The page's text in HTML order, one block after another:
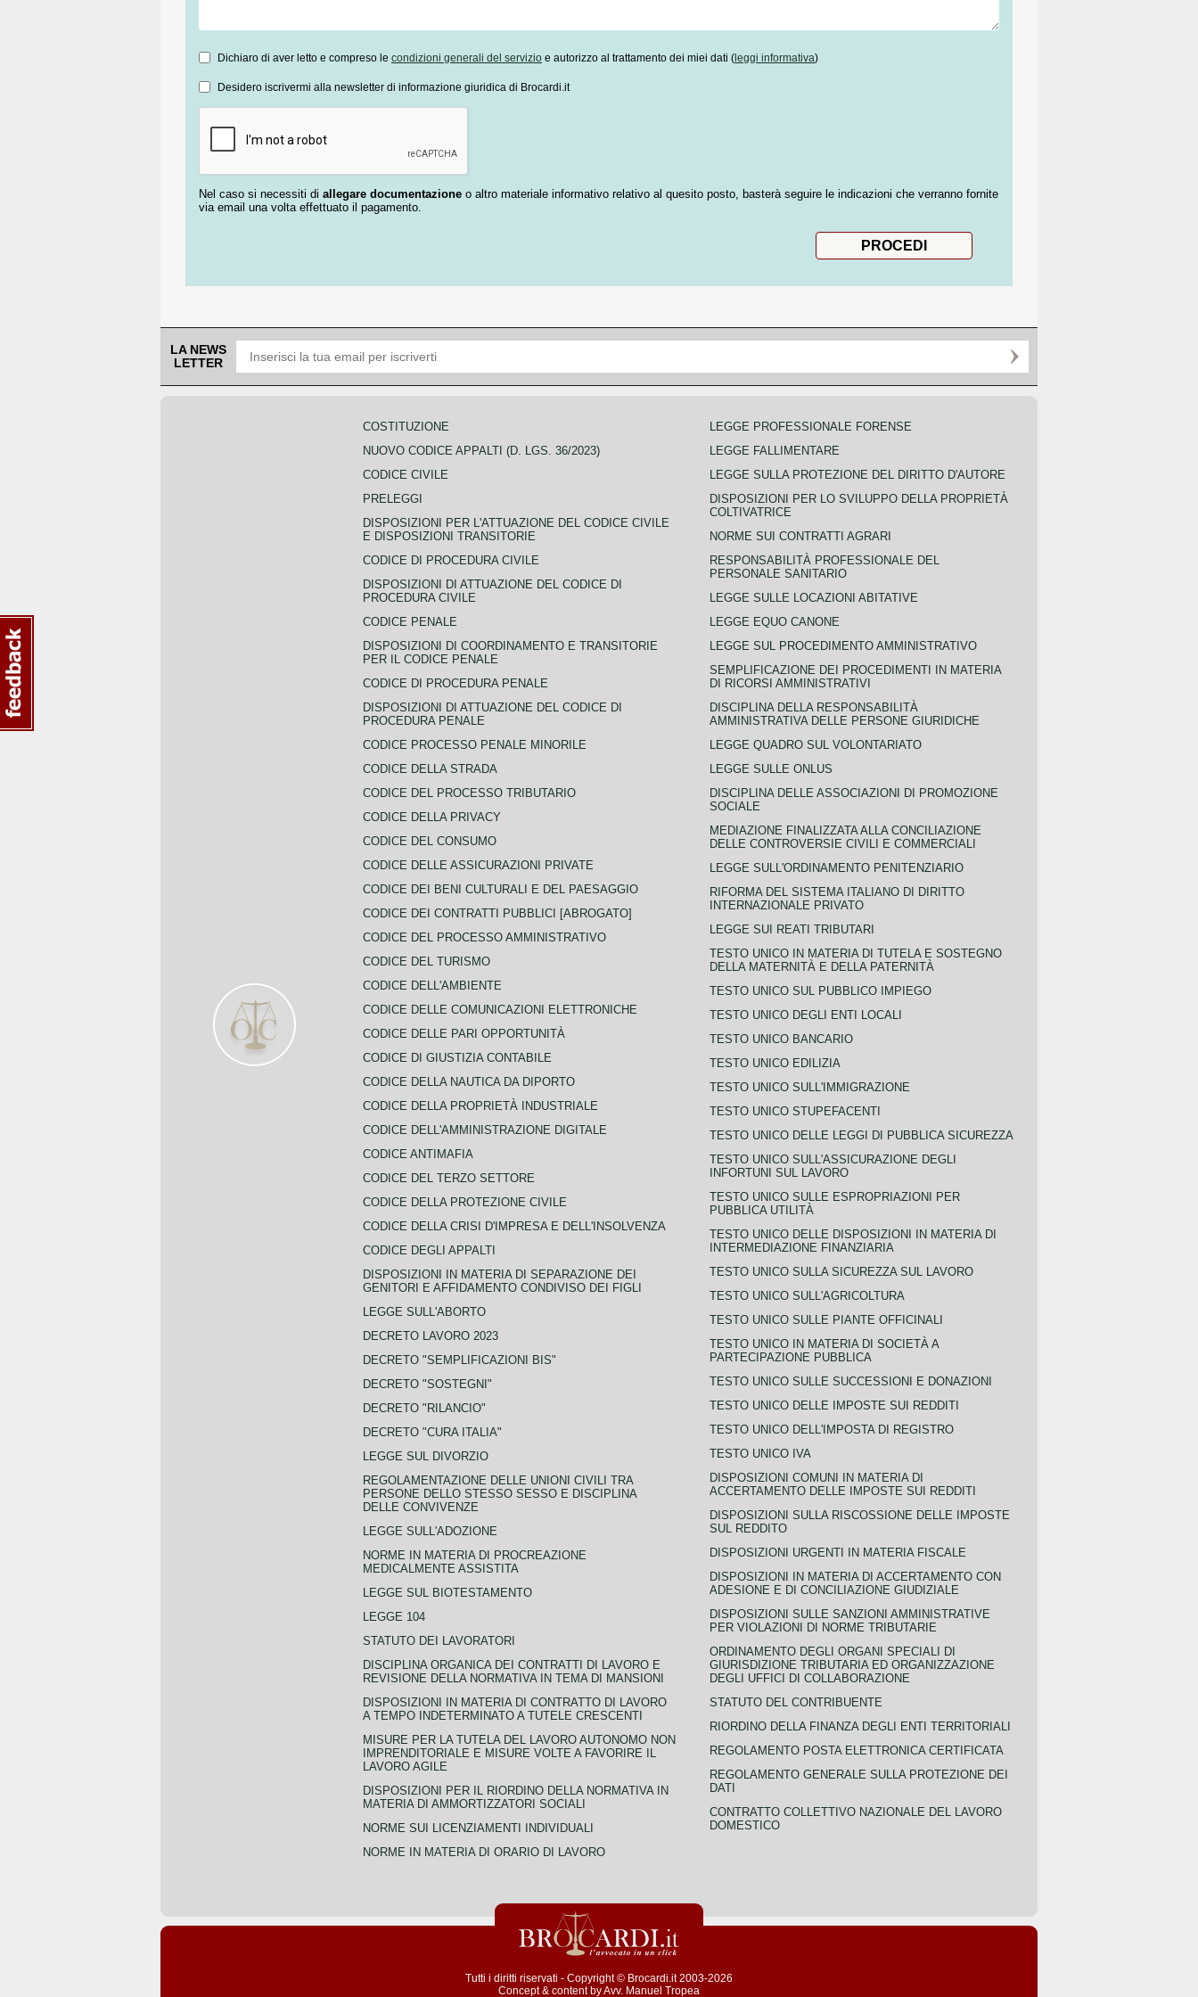
Dichiaro di aver letto e compreso le condizioni generali del servizio e autorizzo al trattamento dei miei dati ( leggi informativa)
Desidero iscrivermi alla newsletter di informazione giuridica di Brocardi.it
Nel caso si necessiti di allegare documentazione o altro materiale informativo relativo al quesito posto, basterà seguire le indicazioni che verranno fornite
via email una volta effettuato il pagamento.
LA NEWS
LETTER
COSTITUZIONE
NUOVO CODICE APPALTI (D. LGS. 36/2023)
CODICE CIVILE
PRELEGGI
DISPOSIZIONI PER L'ATTUAZIONE DEL CODICE CIVILE
E DISPOSIZIONI TRANSITORIE
CODICE DI PROCEDURA CIVILE
DISPOSIZIONI DI ATTUAZIONE DEL CODICE DI
PROCEDURA CIVILE
CODICE PENALE
DISPOSIZIONI DI COORDINAMENTO E TRANSITORIE
PER IL CODICE PENALE
CODICE DI PROCEDURA PENALE
DISPOSIZIONI DI ATTUAZIONE DEL CODICE DI
PROCEDURA PENALE
CODICE PROCESSO PENALE MINORILE
CODICE DELLA STRADA
CODICE DEL PROCESSO TRIBUTARIO
CODICE DELLA PRIVACY
CODICE DEL CONSUMO
CODICE DELLE ASSICURAZIONI PRIVATE
CODICE DEI BENI CULTURALI E DEL PAESAGGIO
CODICE DEI CONTRATTI PUBBLICI [ABROGATO]
CODICE DEL PROCESSO AMMINISTRATIVO
CODICE DEL TURISMO
CODICE DELL'AMBIENTE
CODICE DELLE COMUNICAZIONI ELETTRONICHE
CODICE DELLE PARI OPPORTUNITÀ
CODICE DI GIUSTIZIA CONTABILE
CODICE DELLA NAUTICA DA DIPORTO
CODICE DELLA PROPRIETÀ INDUSTRIALE
CODICE DELL'AMMINISTRAZIONE DIGITALE
CODICE ANTIMAFIA
CODICE DEL TERZO SETTORE
CODICE DELLA PROTEZIONE CIVILE
CODICE DELLA CRISI D'IMPRESA E DELL'INSOLVENZA
CODICE DEGLI APPALTI
DISPOSIZIONI IN MATERIA DI SEPARAZIONE DEI
GENITORI E AFFIDAMENTO CONDIVISO DEI FIGLI
LEGGE SULL'ABORTO
DECRETO LAVORO 2023
DECRETO "SEMPLIFICAZIONI BIS"
DECRETO "SOSTEGNI"
DECRETO "RILANCIO"
DECRETO "CURA ITALIA"
LEGGE SUL DIVORZIO
REGOLAMENTAZIONE DELLE UNIONI CIVILI TRA
PERSONE DELLO STESSO SESSO E DISCIPLINA
DELLE CONVIVENZE
LEGGE SULL'ADOZIONE
NORME IN MATERIA DI PROCREAZIONE
MEDICALMENTE ASSISTITA
LEGGE SUL BIOTESTAMENTO
LEGGE 104
STATUTO DEI LAVORATORI
DISCIPLINA ORGANICA DEI CONTRATTI DI LAVORO E
REVISIONE DELLA NORMATIVA IN TEMA DI MANSIONI
DISPOSIZIONI IN MATERIA DI CONTRATTO DI LAVORO
A TEMPO INDETERMINATO A TUTELE CRESCENTI
MISURE PER LA TUTELA DEL LAVORO AUTONOMO NON
IMPRENDITORIALE E MISURE VOLTE A FAVORIRE IL
LAVORO AGILE
DISPOSIZIONI PER IL RIORDINO DELLA NORMATIVA IN
MATERIA DI AMMORTIZZATORI SOCIALI
NORME SUI LICENZIAMENTI INDIVIDUALI
NORME IN MATERIA DI ORARIO DI LAVORO
LEGGE PROFESSIONALE FORENSE
LEGGE FALLIMENTARE
LEGGE SULLA PROTEZIONE DEL DIRITTO D'AUTORE
DISPOSIZIONI PER LO SVILUPPO DELLA PROPRIETÀ
COLTIVATRICE
NORME SUI CONTRATTI AGRARI
RESPONSABILITÀ PROFESSIONALE DEL
PERSONALE SANITARIO
LEGGE SULLE LOCAZIONI ABITATIVE
LEGGE EQUO CANONE
LEGGE SUL PROCEDIMENTO AMMINISTRATIVO
SEMPLIFICAZIONE DEI PROCEDIMENTI IN MATERIA
DI RICORSI AMMINISTRATIVI
DISCIPLINA DELLA RESPONSABILITÀ
AMMINISTRATIVA DELLE PERSONE GIURIDICHE
LEGGE QUADRO SUL VOLONTARIATO
LEGGE SULLE ONLUS
DISCIPLINA DELLE ASSOCIAZIONI DI PROMOZIONE
SOCIALE
MEDIAZIONE FINALIZZATA ALLA CONCILIAZIONE
DELLE CONTROVERSIE CIVILI E COMMERCIALI
LEGGE SULL'ORDINAMENTO PENITENZIARIO
RIFORMA DEL SISTEMA ITALIANO DI DIRITTO
INTERNAZIONALE PRIVATO
LEGGE SUI REATI TRIBUTARI
TESTO UNICO IN MATERIA DI TUTELA E SOSTEGNO
DELLA MATERNITÀ E DELLA PATERNITÀ
TESTO UNICO SUL PUBBLICO IMPIEGO
TESTO UNICO DEGLI ENTI LOCALI
TESTO UNICO BANCARIO
TESTO UNICO EDILIZIA
TESTO UNICO SULL'IMMIGRAZIONE
TESTO UNICO STUPEFACENTI
TESTO UNICO DELLE LEGGI DI PUBBLICA SICUREZZA
TESTO UNICO SULL'ASSICURAZIONE DEGLI
INFORTUNI SUL LAVORO
TESTO UNICO SULLE ESPROPRIAZIONI PER
PUBBLICA UTILITÀ
TESTO UNICO DELLE DISPOSIZIONI IN MATERIA DI
INTERMEDIAZIONE FINANZIARIA
TESTO UNICO SULLA SICUREZZA SUL LAVORO
TESTO UNICO SULL'AGRICOLTURA
TESTO UNICO SULLE PIANTE OFFICINALI
TESTO UNICO IN MATERIA DI SOCIETÀ A
PARTECIPAZIONE PUBBLICA
TESTO UNICO SULLE SUCCESSIONI E DONAZIONI
TESTO UNICO DELLE IMPOSTE SUI REDDITI
TESTO UNICO DELL'IMPOSTA DI REGISTRO
TESTO UNICO IVA
DISPOSIZIONI COMUNI IN MATERIA DI
ACCERTAMENTO DELLE IMPOSTE SUI REDDITI
DISPOSIZIONI SULLA RISCOSSIONE DELLE IMPOSTE
SUL REDDITO
DISPOSIZIONI URGENTI IN MATERIA FISCALE
DISPOSIZIONI IN MATERIA DI ACCERTAMENTO CON
ADESIONE E DI CONCILIAZIONE GIUDIZIALE
DISPOSIZIONI SULLE SANZIONI AMMINISTRATIVE
PER VIOLAZIONI DI NORME TRIBUTARIE
ORDINAMENTO DEGLI ORGANI SPECIALI DI
GIURISDIZIONE TRIBUTARIA ED ORGANIZZAZIONE
DEGLI UFFICI DI COLLABORAZIONE
STATUTO DEL CONTRIBUENTE
RIORDINO DELLA FINANZA DEGLI ENTI TERRITORIALI
REGOLAMENTO POSTA ELETTRONICA CERTIFICATA
REGOLAMENTO GENERALE SULLA PROTEZIONE DEI
DATI
CONTRATTO COLLETTIVO NAZIONALE DEL LAVORO
DOMESTICO
Tutti i diritti riservati - Copyright © Brocardi.it 2003-2026
Concept & content byAvv. Manuel Tropea